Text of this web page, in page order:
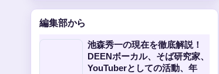
編集部から
池森秀一の現在を徹底解説！
DEENボーカル、そば研究家、
YouTuberとしての活動、年